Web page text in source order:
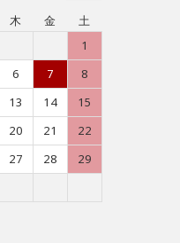
木 金
土
1
6 7
8
13 14
15
20 21
22
27 28
29